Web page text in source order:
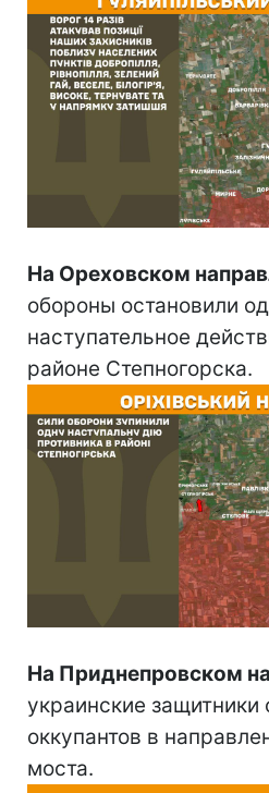
На Ореховском
обороны остановили
наступательное
районе Степногорска.
На Приднепровском
украинские защитники
оккупантов в
моста.